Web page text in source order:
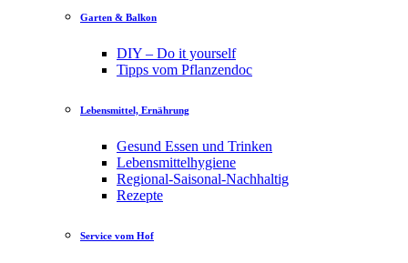
Garten & Balkon
DIY – Do it yourself
Tipps vom Pflanzendoc
Lebensmittel, Ernährung
Gesund Essen und Trinken
Lebensmittelhygiene
Regional-Saisonal-Nachhaltig
Rezepte
Service vom Hof